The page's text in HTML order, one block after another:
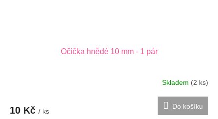
Očička hnědé 10 mm - 1 pár
Skladem (2 ks)
10 Kč / ks
Do košíku